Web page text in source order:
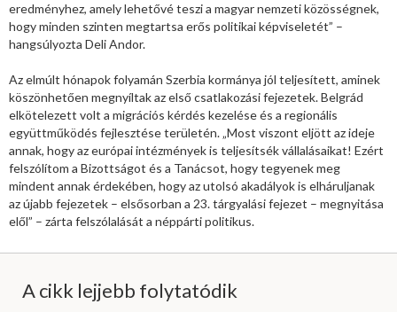
eredményhez, amely lehetővé teszi a magyar nemzeti közösségnek,
hogy minden szinten megtartsa erős politikai képviseletét” –
hangsúlyozta Deli Andor.
Az elmúlt hónapok folyamán Szerbia kormánya jól teljesített, aminek
köszönhetően megnyíltak az első csatlakozási fejezetek. Belgrád
elkötelezett volt a migrációs kérdés kezelése és a regionális
együttműködés fejlesztése területén. „Most viszont eljött az ideje
annak, hogy az európai intézmények is teljesítsék vállalásaikat! Ezért
felszólítom a Bizottságot és a Tanácsot, hogy tegyenek meg
mindent annak érdekében, hogy az utolsó akadályok is elháruljanak
az újabb fejezetek – elsősorban a 23. tárgyalási fejezet – megnyitása
elől” – zárta felszólalását a néppárti politikus.
A cikk lejjebb folytatódik